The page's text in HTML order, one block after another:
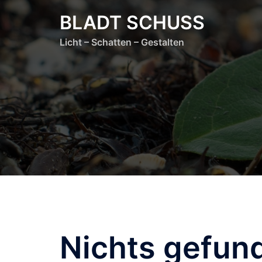
Zum
springen
BLADT SCHUSS
Licht – Schatten – Gestalten
Nichts